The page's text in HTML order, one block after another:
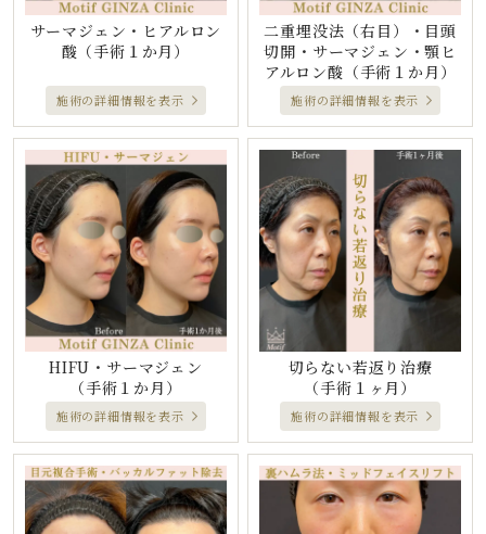
サーマジェン・ヒアルロン
酸 （手術１か月）
施術の詳細情報を表示
二重埋没法（右目）・目頭
切開・サーマジェン・顎ヒ
アルロン酸 （手術１か月）
施術の詳細情報を表示
HIFU・サーマジェン
（手術１か月）
施術の詳細情報を表示
切らない若返り治療
（手術１ヶ月）
施術の詳細情報を表示